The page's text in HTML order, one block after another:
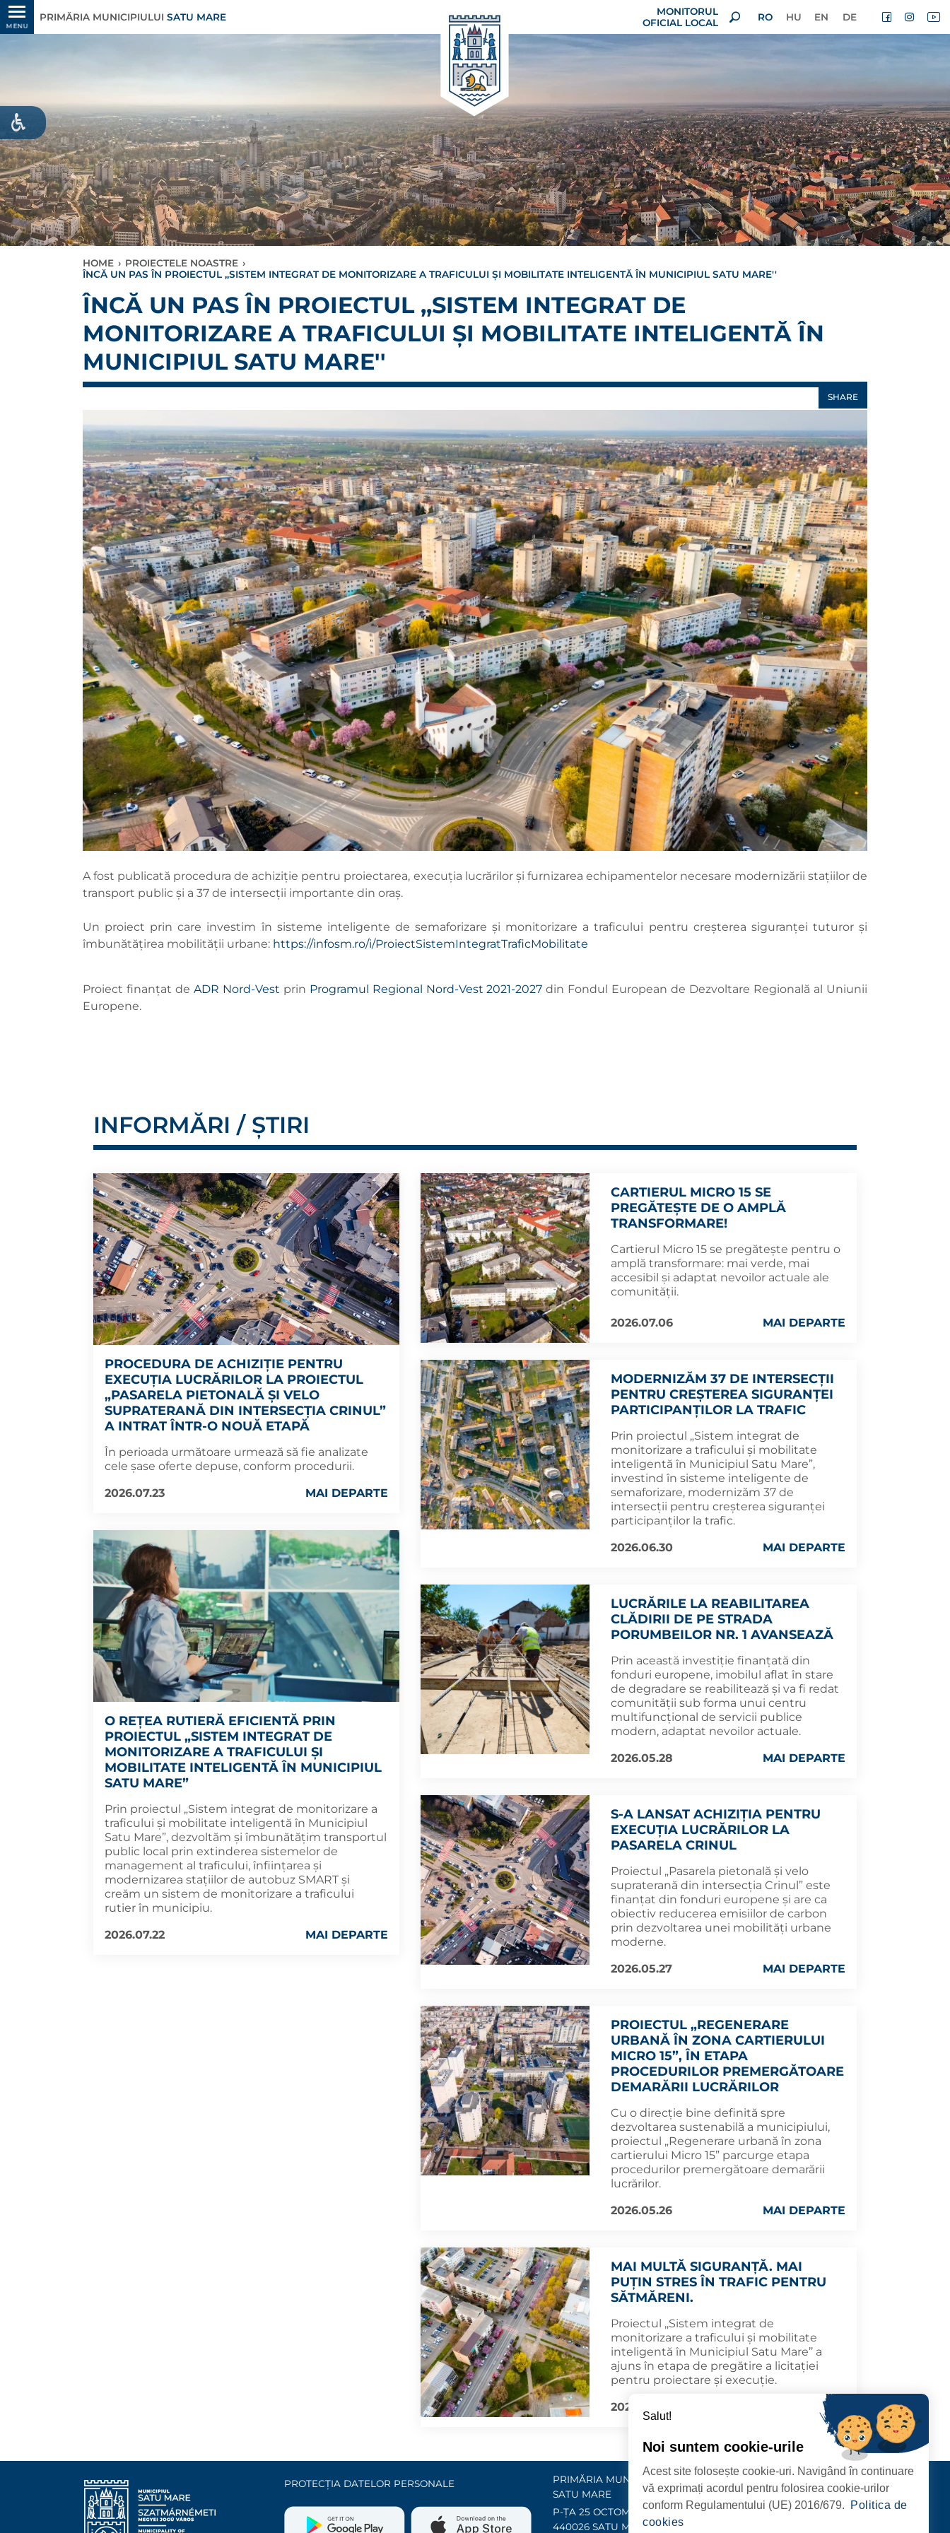
MENU
PRIMĂRIA MUNICIPIULUI SATU MARE
MONITORUL
OFICIAL LOCAL
RO HU EN DE
HOME › PROIECTELE NOASTRE ›
ÎNCĂ UN PAS ÎN PROIECTUL ,,SISTEM INTEGRAT DE MONITORIZARE A TRAFICULUI ȘI MOBILITATE INTELIGENTĂ ÎN MUNICIPIUL SATU MARE''
ÎNCĂ UN PAS ÎN PROIECTUL ,,SISTEM INTEGRAT DE
MONITORIZARE A TRAFICULUI ȘI MOBILITATE INTELIGENTĂ ÎN
MUNICIPIUL SATU MARE''
SHARE
A fost publicată procedura de achiziție pentru proiectarea, execuția lucrărilor și furnizarea echipamentelor necesare modernizării stațiilor de
transport public și a 37 de intersecții importante din oraș.
Un proiect prin care investim în sisteme inteligente de semaforizare și monitorizare a traficului pentru creșterea siguranței tuturor și
îmbunătățirea mobilității urbane: https://infosm.ro/i/ProiectSistemIntegratTraficMobilitate
Proiect finanțat de ADR Nord-Vest prin Programul Regional Nord-Vest 2021-2027 din Fondul European de Dezvoltare Regională al Uniunii
Europene.
INFORMĂRI / ȘTIRI
PROCEDURA DE ACHIZIȚIE PENTRU
EXECUȚIA LUCRĂRILOR LA PROIECTUL
„PASARELA PIETONALĂ ȘI VELO
SUPRATERANĂ DIN INTERSECȚIA CRINUL”
A INTRAT ÎNTR-O NOUĂ ETAPĂ
În perioada următoare urmează să fie analizate
cele șase oferte depuse, conform procedurii.
2026.07.23
MAI DEPARTE
O REȚEA RUTIERĂ EFICIENTĂ PRIN
PROIECTUL „SISTEM INTEGRAT DE
MONITORIZARE A TRAFICULUI ȘI
MOBILITATE INTELIGENTĂ ÎN MUNICIPIUL
SATU MARE”
Prin proiectul „Sistem integrat de monitorizare a
traficului și mobilitate inteligentă în Municipiul
Satu Mare”, dezvoltăm și îmbunătățim transportul
public local prin extinderea sistemelor de
management al traficului, înființarea și
modernizarea stațiilor de autobuz SMART și
creăm un sistem de monitorizare a traficului
rutier în municipiu.
2026.07.22
MAI DEPARTE
CARTIERUL MICRO 15 SE
PREGĂTEȘTE DE O AMPLĂ
TRANSFORMARE!
Cartierul Micro 15 se pregătește pentru o
amplă transformare: mai verde, mai
accesibil și adaptat nevoilor actuale ale
comunității.
2026.07.06 MAI DEPARTE
MODERNIZĂM 37 DE INTERSECȚII
PENTRU CREȘTEREA SIGURANȚEI
PARTICIPANȚILOR LA TRAFIC
Prin proiectul „Sistem integrat de
monitorizare a traficului și mobilitate
inteligentă în Municipiul Satu Mare”,
investind în sisteme inteligente de
semaforizare, modernizăm 37 de
intersecții pentru creșterea siguranței
participanților la trafic.
2026.06.30
MAI DEPARTE
LUCRĂRILE LA REABILITAREA
CLĂDIRII DE PE STRADA
PORUMBEILOR NR. 1 AVANSEAZĂ
Prin această investiție finanțată din
fonduri europene, imobilul aflat în stare
de degradare se reabilitează și va fi redat
comunității sub forma unui centru
multifuncțional de servicii publice
modern, adaptat nevoilor actuale.
2026.05.28
MAI DEPARTE
S-A LANSAT ACHIZIȚIA PENTRU
EXECUȚIA LUCRĂRILOR LA
PASARELA CRINUL
Proiectul „Pasarela pietonală și velo
supraterană din intersecția Crinul” este
finanțat din fonduri europene și are ca
obiectiv reducerea emisiilor de carbon
prin dezvoltarea unei mobilități urbane
moderne.
2026.05.27
MAI DEPARTE
PROIECTUL „REGENERARE
URBANĂ ÎN ZONA CARTIERULUI
MICRO 15”, ÎN ETAPA
PROCEDURILOR PREMERGĂTOARE
DEMARĂRII LUCRĂRILOR
Cu o direcție bine definită spre
dezvoltarea sustenabilă a municipiului,
proiectul „Regenerare urbană în zona
cartierului Micro 15” parcurge etapa
procedurilor premergătoare demarării
lucrărilor.
2026.05.26
MAI DEPARTE
MAI MULTĂ SIGURANȚĂ. MAI
PUȚIN STRES ÎN TRAFIC PENTRU
SĂTMĂRENI.
Proiectul ,,Sistem integrat de
monitorizare a traficului și mobilitate
inteligentă în Municipiul Satu Mare’’ a
ajuns în etapa de pregătire a licitației
pentru proiectare și execuție.
2026.04.23
MAI DEPARTE
PROTECȚIA DATELOR PERSONALE
PRIMĂRIA MUNICIPIULUI
SATU MARE
P-ȚA 25 OCTOMBRIE, NR. 1 CORP M,
440026 SATU MARE
Contact
URMĂRIȚI-NE
Salut!
Noi suntem cookie-urile
Acest site folosește cookie-uri. Navigând în continuare
vă exprimați acordul pentru folosirea cookie-urilor
conform Regulamentului (UE) 2016/679.
Politica de
cookies